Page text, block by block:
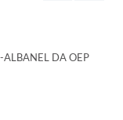
ALBANEL DA OEP